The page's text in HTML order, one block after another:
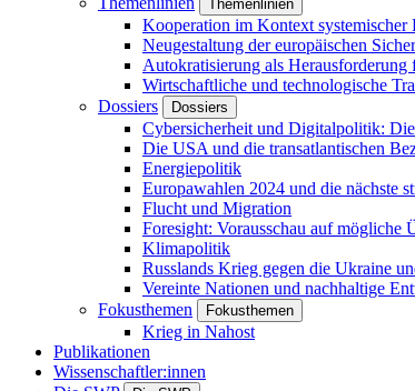
Themenlinien
Kooperation im Kontext systemischer
Neugestaltung der europäischen
Autokratisierung als Herausforderung
Wirtschaftliche und technologische
Dossiers
Dossiers
Cybersicherheit und Digitalpolitik:
Die USA und die transatlantischen
Energiepolitik
Europawahlen 2024 und die nächste
Flucht und Migration
Foresight: Vorausschau auf mögliche
Klimapolitik
Russlands Krieg gegen die Ukraine
Vereinte Nationen und nachhaltige
Fokusthemen
Fokusthemen
Krieg in Nahost
Publikationen
Wissenschaftler:innen